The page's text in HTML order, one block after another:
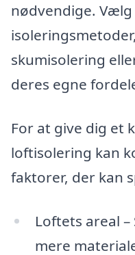
nødvendige.
skumisolering
deres egne
For at give dig et
loftisolering kan
faktorer, der kan
Loftets areal
mere